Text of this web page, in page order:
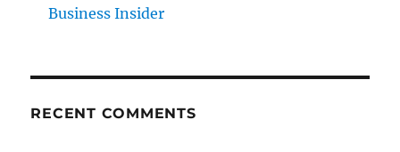
Business Insider
RECENT COMMENTS